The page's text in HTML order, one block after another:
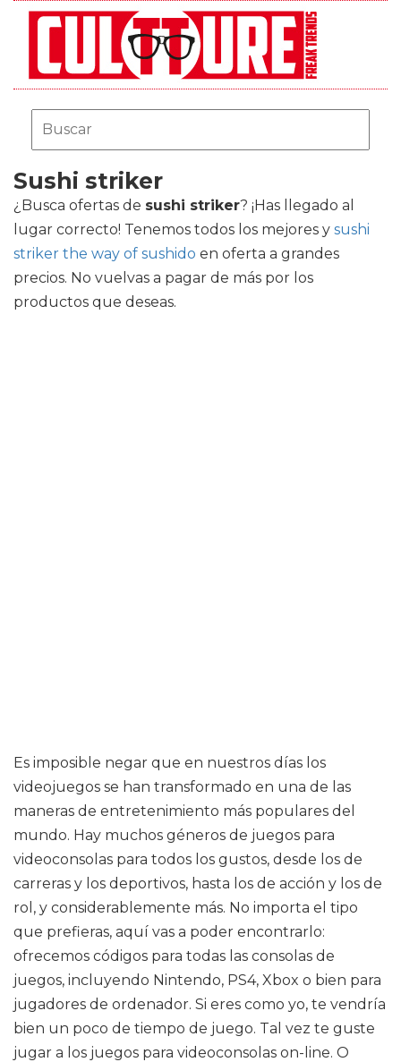
Sushi striker
¿Busca ofertas de sushi striker? ¡Has llegado al
lugar correcto! Tenemos todos los mejores y sushi
striker the way of sushido en oferta a grandes
precios. No vuelvas a pagar de más por los
productos que deseas.
Es imposible negar que en nuestros días los
videojuegos se han transformado en una de las
maneras de entretenimiento más populares del
mundo. Hay muchos géneros de juegos para
videoconsolas para todos los gustos, desde los de
carreras y los deportivos, hasta los de acción y los de
rol, y considerablemente más. No importa el tipo
que prefieras, aquí vas a poder encontrarlo:
ofrecemos códigos para todas las consolas de
juegos, incluyendo Nintendo, PS4, Xbox o bien para
jugadores de ordenador. Si eres como yo, te vendría
bien un poco de tiempo de juego. Tal vez te guste
jugar a los juegos para videoconsolas on-line. O